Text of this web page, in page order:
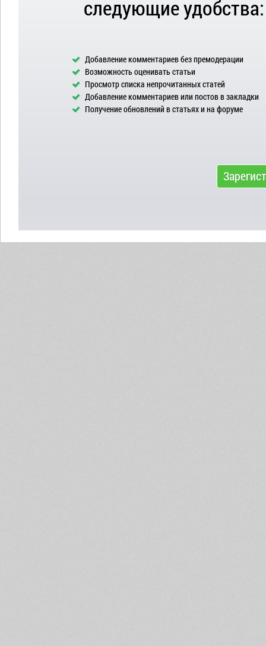
следующие удобства:
Добавление комментариев без премодерации
Возможность оценивать статьи
Просмотр списка непрочитанных статей
Добавление комментариев или постов в закладки
Получение обновлений в статьях и на форуме